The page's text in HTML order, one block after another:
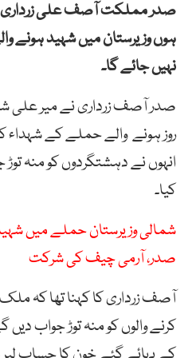
صدر مملکت آصف علی زرداری
ہوں وزیرستان میں شہید ہونے
نہیں جائے گا۔
صدر آصف زرداری نے میر علی
روز ہونے والے حملے کے شہداء
انہوں نے دہشتگردوں کو منہ
کیا۔
شمالی وزیرستان حملے میں شہید
صدر، آرمی چیف کی شرکت
آصف زرداری کا کہنا تھا کہ
کرنے والوں کو منہ توڑ جواب